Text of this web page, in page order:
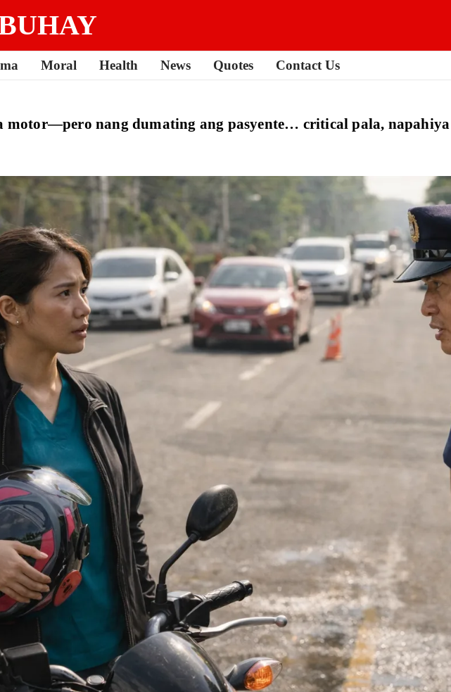
Moral Health News Quotes Contact Us
motor—pero nang dumating ang pasyente… critical pala,